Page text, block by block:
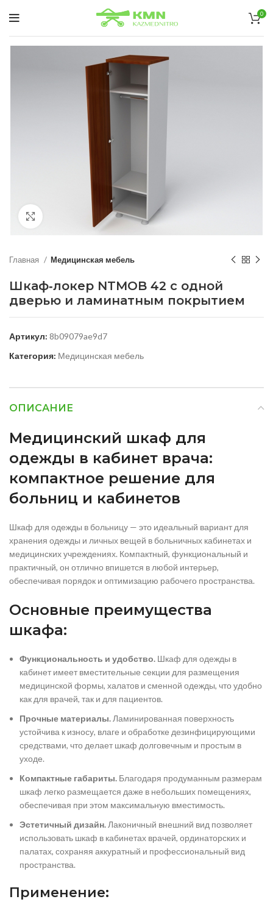
0
нажмите, чтобы увеличить
Главная Медицинская мебель
Шкаф‑локер NTMOB 42 с одной
дверью и ламинатным покрытием
Артикул: 8b09079ae9d7
Категория: Медицинская мебель
ОПИСАНИЕ
Медицинский шкаф для
одежды в кабинет врача:
компактное решение для
больниц и кабинетов
Шкаф для одежды в больницу — это идеальный вариант для
хранения одежды и личных вещей в больничных кабинетах и
медицинских учреждениях. Компактный, функциональный и
практичный, он отлично впишется в любой интерьер,
обеспечивая порядок и оптимизацию рабочего пространства.
Основные преимущества
шкафа:
Функциональность и удобство. Шкаф для одежды в
кабинет имеет вместительные секции для размещения
медицинской формы, халатов и сменной одежды, что удобно
как для врачей, так и для пациентов.
Прочные материалы. Ламинированная поверхность
устойчива к износу, влаге и обработке дезинфицирующими
средствами, что делает шкаф долговечным и простым в
уходе.
Компактные габариты. Благодаря продуманным размерам
шкаф легко размещается даже в небольших помещениях,
обеспечивая при этом максимальную вместимость.
Эстетичный дизайн. Лаконичный внешний вид позволяет
использовать шкаф в кабинетах врачей, ординаторских и
палатах, сохраняя аккуратный и профессиональный вид
пространства.
Применение: